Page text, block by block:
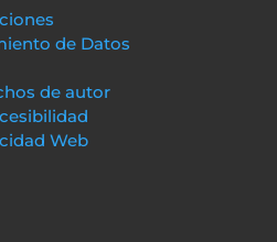
de Datos
de autor
Web